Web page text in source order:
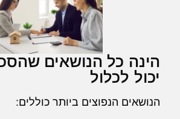
הינה כל הנושאים
יכול לכלול
הנושאים הנפוצים ביותר כוללים: